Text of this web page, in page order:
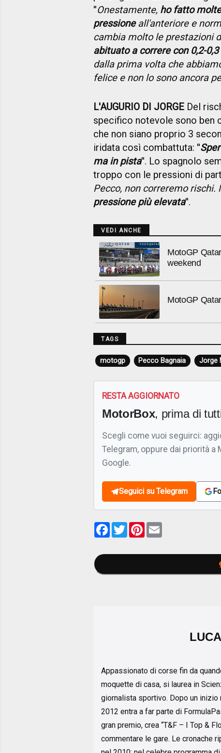
''Onestamente, ho fatto
pressioneall'anteriore e
cambia molto le prestazioni
abituato a correre con 0,2-
dalla prima volta che
felice e non lo sono ancora
L'AUGURIO DI JORGE Del
specifico notevole sono ben
che non siano proprio 3
iridata così combattuta: ''
ma in pista''. Lo spagnolo
troppo con le pressioni di
Pecco, non correremo rischi.
pressione più elevata''.
VEDI ANCHE
MotoGP
weekend
MotoGP
TAGS
motogp Pecco Bagnaia Jorge
RESTA AGGIORNATO
MotorBox, prima di
Scegli come vuoi seguirci:
Telegram, oppure dai priorità a
Google.
Seguici su Telegram
Facebook
TwitterPinterest
Appassionato di corse fin da
moquette di casa, si laurea in
giornalista sportivo. Dopo un
2012 entra a far parte di
gran premio, crea “T&F – I Top &
commentare le gare. Le cronache